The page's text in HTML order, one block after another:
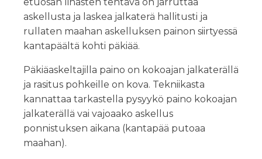
askellusta ja laskea jalkaterä hallitusti ja
rullaten maahan askelluksen painon siirtyessä
kantapäältä kohti päkiää.
Päkiäaskeltajilla paino on kokoajan jalkaterällä
ja rasitus pohkeille on kova. Tekniikasta
kannattaa tarkastella pysyykö paino kokoajan
jalkaterällä vai vajoaako askellus
ponnistuksen aikana (kantapää putoaa
maahan).